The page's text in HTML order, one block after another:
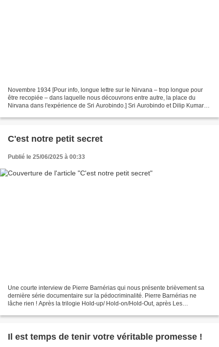
Novembre 1934 [Pour info, longue lettre sur le Nirvana – trop longue pour
être recopiée – dans laquelle nous découvrons entre autre, la place du
Nirvana dans l'expérience de Sri Aurobindo.] Sri Aurobindo et Dilip Kumar
C'est notre petit secret
Publié le 25/06/2025 à 00:33
Une courte interview de Pierre Barnérias qui nous présente brièvement sa
dernière série documentaire sur la pédocriminalité. Pierre Barnérias ne
lâche rien ! Après la trilogie Hold-up/ Hold-on/Hold-Out, après Les
Il est temps de tenir votre véritable promesse !